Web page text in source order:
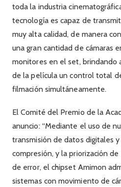
toda la industria
tecnología es capaz de
muy alta calidad, de manera
una gran cantidad de cámaras
monitores en el set, brindando
de la película un control total
filmación simultáneamente.
El Comité del Premio de la
anuncio: “Mediante el uso de
transmisión de datos digitales
compresión, y la priorización
de error, el chipset Amimon
sistemas con movimiento de